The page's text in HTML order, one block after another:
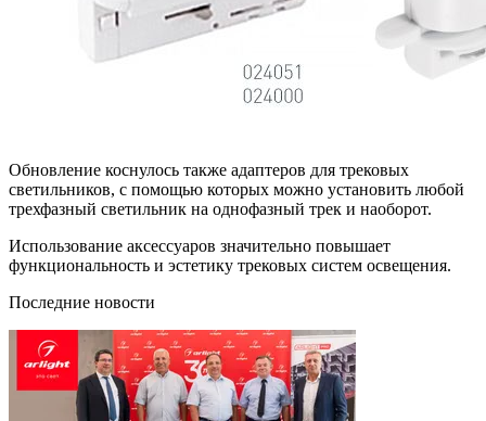
Обновление коснулось также адаптеров для трековых
светильников, с помощью которых можно установить любой
трехфазный светильник на однофазный трек и наоборот.
Использование аксессуаров значительно повышает
функциональность и эстетику трековых систем освещения.
Последние новости